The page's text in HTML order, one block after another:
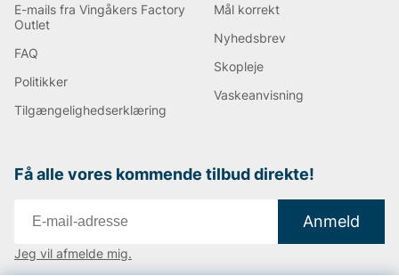
E-mails fra Vingåkers Factory
Outlet
FAQ
Politikker
Tilgængelighedserklæring
Mål korrekt
Nyhedsbrev
Skopleje
Vaskeanvisning
Få alle vores kommende tilbud direkte!
Anmeld
Jeg vil afmelde mig.